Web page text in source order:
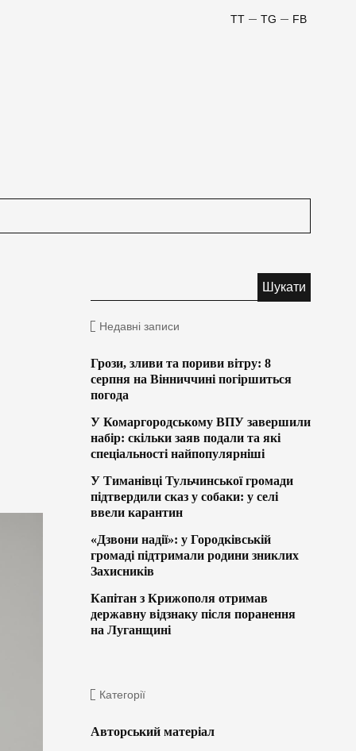
FB
TG
TT
Недавні записи
Грози, зливи та пориви вітру: 8
серпня на Вінниччині погіршиться
погода
У Комаргородському ВПУ завершили
набір: скільки заяв подали та які
спеціальності найпопулярніші
У Тиманівці Тульчинської громади
підтвердили сказ у собаки: у селі
ввели карантин
«Дзвони надії»: у Городківській
громаді підтримали родини зниклих
Захисників
Капітан з Крижополя отримав
державну відзнаку після поранення
на Луганщині
Категорії
Авторський матеріал